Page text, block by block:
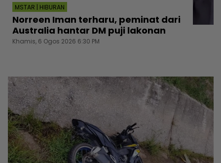
MSTAR | HIBURAN
Norreen Iman terharu, peminat dari
Australia hantar DM puji lakonan
Khamis, 6 Ogos 2026 6:30 PM